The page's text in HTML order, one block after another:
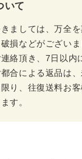
いて
ましては、万全
損などがござい
絡頂き、7日以内
合による返品は、
り、往復送料お
ます。